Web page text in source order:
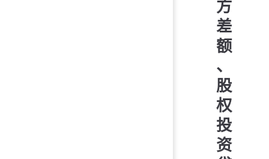
方
差
额
、
股
权
投
资